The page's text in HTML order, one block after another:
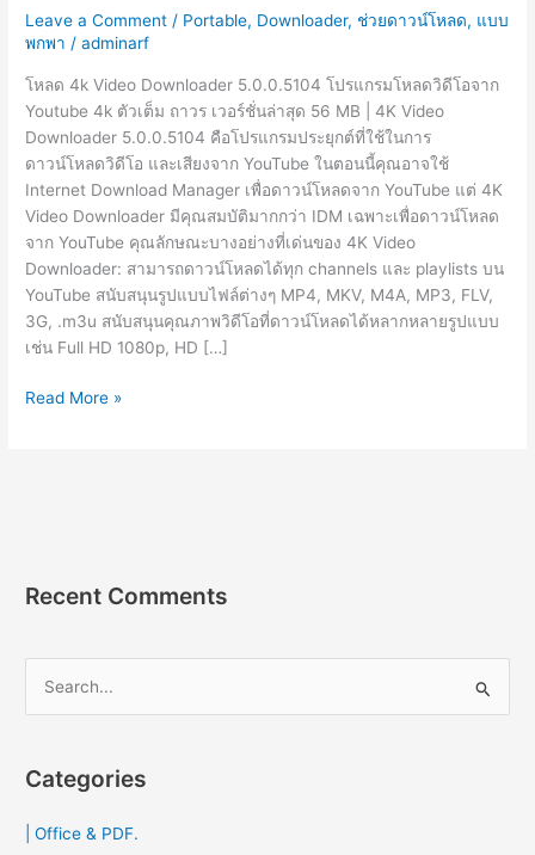
Leave a Comment / Portable, Downloader, ช่วยดาวน์โหลด, แบบ
พกพา /adminarf
โหลด 4k Video Downloader 5.0.0.5104 โปรแกรมโหลดวิดีโอจาก
Youtube 4k ตัวเต็ม ถาวร เวอร์ชั่นล่าสุด 56 MB | 4K Video
Downloader 5.0.0.5104 คือโปรแกรมประยุกต์ที่ใช้ในการ
ดาวน์โหลดวิดีโอ และเสียงจาก YouTube ในตอนนี้คุณอาจใช้
Internet Download Manager เพื่อดาวน์โหลดจาก YouTube แต่ 4K
Video Downloader มีคุณสมบัติมากกว่า IDM เฉพาะเพื่อดาวน์โหลด
จาก YouTube คุณลักษณะบางอย่างที่เด่นของ 4K Video
Downloader: สามารถดาวน์โหลดได้ทุก channels และ playlists บน
YouTube สนับสนุนรูปแบบไฟล์ต่างๆ MP4, MKV, M4A, MP3, FLV,
3G, .m3u สนับสนุนคุณภาพวิดีโอที่ดาวน์โหลดได้หลากหลายรูปแบบ
เช่น Full HD 1080p, HD […]
4k
จาก
ทูป
2023
Read More »
Recent Comments
rCategories
| Office & PDF.